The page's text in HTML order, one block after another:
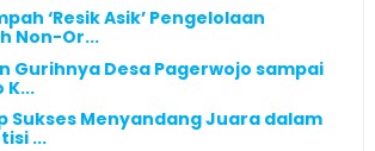
‘Resik Asik’ Pengelolaan
Non-Or...
Gurihnya Desa Pagerwojo sampai
K...
Sukses Menyandang Juara dalam
...